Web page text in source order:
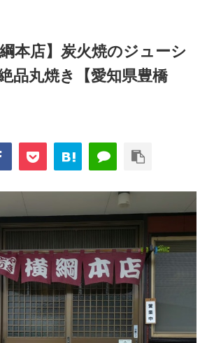
本店】炭火焼のジューシ
品丸焼き【愛知県豊橋